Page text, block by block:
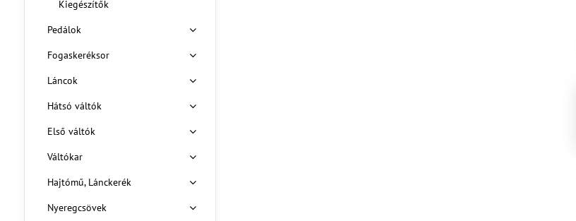
Kiegészítők
Pedálok
Fogaskeréksor
Láncok
Hátsó váltók
Első váltók
Váltókar
Hajtómű, Lánckerék
Nyeregcsövek